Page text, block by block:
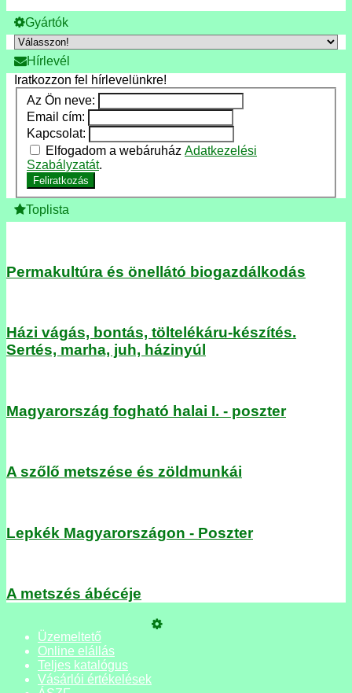
Gyártók
Hírlevél
Iratkozzon fel hírlevelünkre!
Az Ön neve:
Email cím:
Kapcsolat:
Elfogadom a webáruház Adatkezelési
Szabályzatát.
Feliratkozás
Toplista
Permakultúra és önellátó biogazdálkodás
Házi vágás, bontás, töltelékáru-készítés.
Sertés, marha, juh, házinyúl
Magyarország fogható halai I. - poszter
A szőlő metszése és zöldmunkái
Lepkék Magyarországon - Poszter
A metszés ábécéje
Üzemeltető
Online elállás
Teljes katalógus
Vásárlói értékelések